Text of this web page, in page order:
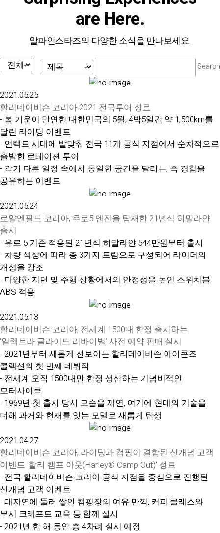
are Here.
알파인스타즈의 다양한 소식을 만나보세요.
Search
2021.05.25
할리데이비슨 코리아 2021 전국투어 성료
- 봄 기운이 만연한 대한민국의 5월, 4박5일간 약 1,500km를
달린 라이딩 이벤트
- 언택트 시대에 발맞춰 전국 11개 공식 지점에서 순차적으로
출발한 로테이션 투어
- 각기 다른 일정 속에서 동일한 공간을 달리는, 즉 경험을
공유하는 이벤트
2021.05.24
로얄엔필드 코리아, 유로5 엔진을 탑재한 21년식 히말라얀
출시
- 유로 5 기준 적용된 21년식 히말라얀 544만원부터 출시
- 차량 색상에 따라 총 3가지 트림으로 구성되어 라이더의
개성을 강조
- 다양한 지면 및 주행 상황에서의 안정성을 높인 스위처블
ABS 적용
2021.05.13
할리데이비슨 코리아, 전세계 1500대 한정 출시하는
‘일렉트라 글라이드 리바이벌’ 사전 예약 판매 실시
- 2021년부터 새롭게 선보이는 할리데이비슨 아이콘즈
콜렉션의 첫 번째 데뷔작
- 전세계 오직 1500대만 한정 생산하는 기념비적인
모터사이클
- 1969년 첫 출시 당시 모습을 재연, 여기에 현대의 기술을
더해 과거와 현재를 잇는 모델로 새롭게 탄생
2021.04.27
할리데이비슨 코리아, 라이딩과 캠핑이 결합된 신개념 고객
이벤트 '할리 캠프 아웃(Harley® Camp-Out)' 성료
- 전국 할리데이비슨 코리아 공식 지점을 중심으로 진행된
신개념 고객 이벤트
- 대자연에 둘러 쌓인 캠핑장의 여유 만끽, 커피 클래스와
부시 크래프트 교육 등 함께 실시
- 2021년 한 해 동안 총 4차례 실시 예정